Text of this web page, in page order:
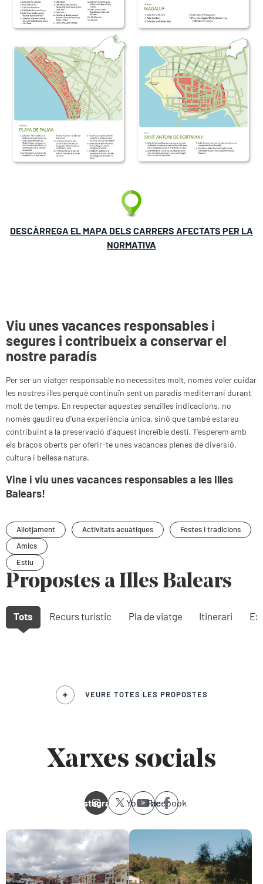
DESCÀRREGA EL MAPA DELS CARRERS AFECTATS PER LA
NORMATIVA
Viu unes vacances responsables i
segures i contribueix a conservar el
nostre paradís
Per ser un viatger responsable no necessites molt, només voler cuidar
les nostres illes perquè continuïn sent un paradís mediterrani durant
molt de temps. En respectar aquestes senzilles indicacions, no
només gaudireu d'una experiència única, sinó que també estareu
contribuint a la preservació d'aquest increïble destí. T'esperem amb
els braços oberts per oferir-te unes vacances plenes de diversió,
cultura i bellesa natura.
Vine i viu unes vacances responsables a les Illes
Balears!
Allotjament Activitats acuàtiques
Festes i tradicions
Amics
Estiu
Propostes a Illes Balears
Tots Recurs turístic Pla de viatge Itinerari
VEURE TOTES LES PROPOSTES
Xarxes socials
Instagram YoutubeFacebook